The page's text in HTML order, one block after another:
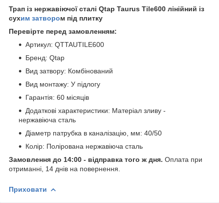
Трап із нержавіючої сталі Qtap Taurus Tile600 лінійний із
сухим затвором під плитку
Перевірте перед замовленням:
Артикул: QTTAUTILE600
Бренд: Qtap
Вид затвору: Комбінований
Вид монтажу: У підлогу
Гарантія: 60 місяців
Додаткові характеристики: Матеріал зливу -
нержавіюча сталь
Діаметр патрубка в каналізацію, мм: 40/50
Колір: Полірована нержавіюча сталь
Замовлення до 14:00 - відправка того ж дня. Оплата при
отриманні, 14 днів на повернення.
Приховати